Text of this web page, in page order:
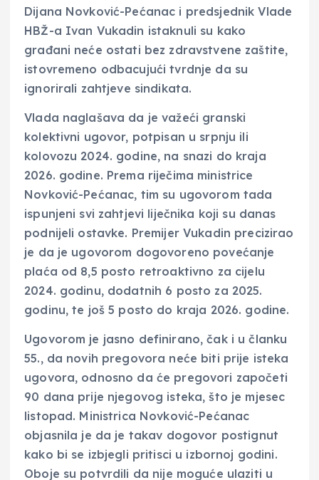
Dijana Novković-Pećanac i predsjednik Vlade
HBŽ-a Ivan Vukadin istaknuli su kako
građani neće ostati bez zdravstvene zaštite,
istovremeno odbacujući tvrdnje da su
ignorirali zahtjeve sindikata.
Vlada naglašava da je važeći granski
kolektivni ugovor, potpisan u srpnju ili
kolovozu 2024. godine, na snazi do kraja
2026. godine. Prema riječima ministrice
Novković-Pećanac, tim su ugovorom tada
ispunjeni svi zahtjevi liječnika koji su danas
podnijeli ostavke. Premijer Vukadin precizirao
je da je ugovorom dogovoreno povećanje
plaća od 8,5 posto retroaktivno za cijelu
2024. godinu, dodatnih 6 posto za 2025.
godinu, te još 5 posto do kraja 2026. godine.
Ugovorom je jasno definirano, čak i u članku
55., da novih pregovora neće biti prije isteka
ugovora, odnosno da će pregovori započeti
90 dana prije njegovog isteka, što je mjesec
listopad. Ministrica Novković-Pećanac
objasnila je da je takav dogovor postignut
kako bi se izbjegli pritisci u izbornoj godini.
Oboje su potvrdili da nije moguće ulaziti u